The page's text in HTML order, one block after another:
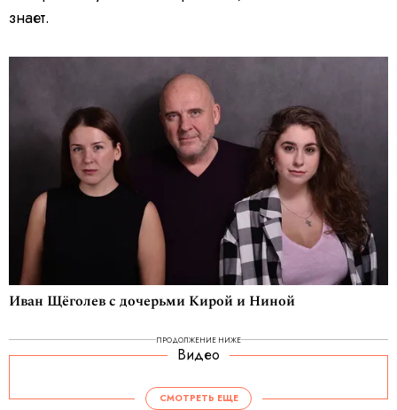
знает.
Иван Щёголев с дочерьми Кирой и Ниной
ПРОДОЛЖЕНИЕ НИЖЕ
Видео
i
d
e
СМОТРЕТЬ ЕЩЕ